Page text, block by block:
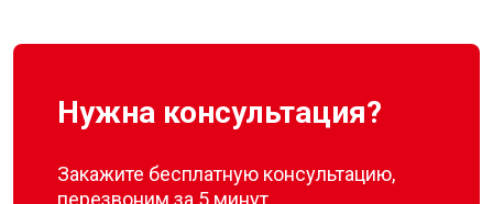
Нужна консультация?
Закажите бесплатную консультацию,
перезвоним за 5 минут